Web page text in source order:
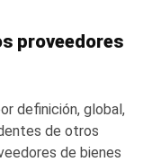
proveedores
definición, global,
de otros
de bienes